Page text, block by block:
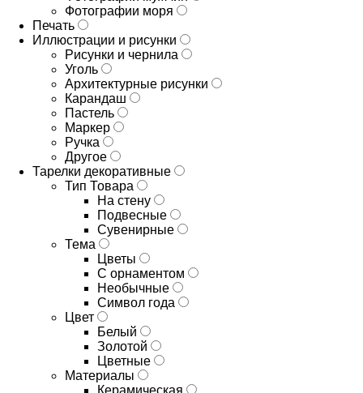
Фотографии моря
Печать
Иллюстрации и рисунки
Рисунки и чернила
Уголь
Архитектурные рисунки
Карандаш
Пастель
Маркер
Ручка
Другое
Тарелки декоративные
Тип Товара
На стену
Подвесные
Сувенирные
Тема
Цветы
С орнаментом
Необычные
Символ года
Цвет
Белый
Золотой
Цветные
Материалы
Керамическая